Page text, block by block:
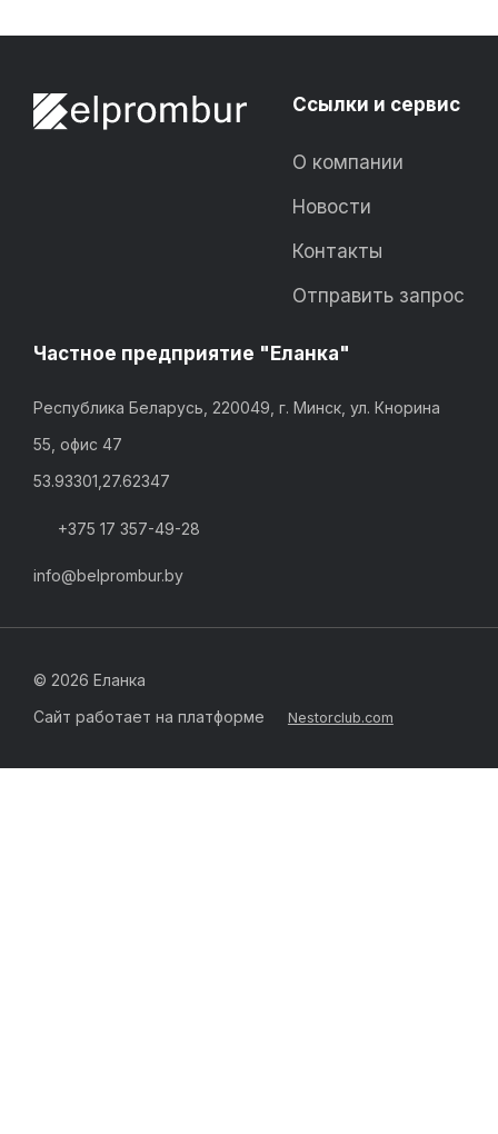
Ссылки и сервис
О компании
Новости
Контакты
Отправить запрос
Частное предприятие "Еланка"
Республика Беларусь, 220049, г. Минск, ул. Кнорина
55, офис 47
53.93301,27.62347
+375 17 357-49-28
info@belprombur.by
© 2026 Еланка
Сайт работает на платформе
Nestorclub.com